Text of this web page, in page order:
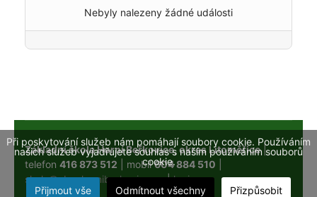
Nebyly nalezeny žádné události
Základní škola Horní Beřkovice, okres Litoměřice|
telefon 416 873 512 | mobil604 884 510
skola@obechorniberkovice.cz|login
Při poskytování služeb nám pomáhají soubory cookie. Používáním
našich služeb vyjadřujete souhlas s naším používáním souborů
cookie.
Přijmout vše Odmítnout všechny Přizpůsobit